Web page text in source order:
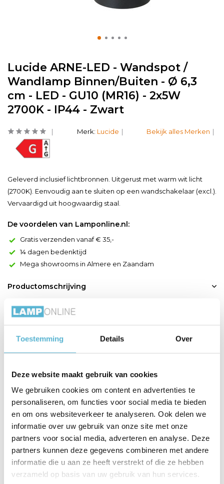
Toestemming Details Over
Deze website maakt gebruik van cookies
We gebruiken cookies om content en advertenties te
personaliseren, om functies voor social media te bieden
en om ons websiteverkeer te analyseren. Ook delen we
informatie over uw gebruik van onze site met onze
partners voor social media, adverteren en analyse. Deze
partners kunnen deze gegevens combineren met andere
informatie die u aan ze heeft verstrekt of die ze hebben
verzameld op basis van uw gebruik van hun services.
Lucide ARNE-LED - Wandspot /
Wandlamp Binnen/Buiten - Ø 6,3
cm - LED - GU10 (MR16) - 2x5W
2700K - IP44 - Zwart
Merk: Lucide Bekijk alles Merken
Geleverd inclusief lichtbronnen. Uitgerust met warm wit licht
(2700K). Eenvoudig aan te sluiten op een wandschakelaar (excl.).
Vervaardigd uit hoogwaardig staal.
De voordelen van Lamponline.nl:
Gratis verzenden vanaf € 35,-
14 dagen bedenktijd
Mega showrooms in Almere en Zaandam
Productomschrijving
Doe het anders met Arne: kies voor een wandlamp die design
en speels combineert. Meer nog, deze buitenlamp heeft dankzij
zijn pikzwarte kleur iets mysterieus. De cilindervormige lamp
wordt geleverd met een 5W LED-bron en vertegenwoordigt
een knap staaltje kwaliteit. De hoogte van 17 centimeter zorgt
Productspecificaties
Artikelnummer 14867/11/30
5411212143907
Leverancier Lucide